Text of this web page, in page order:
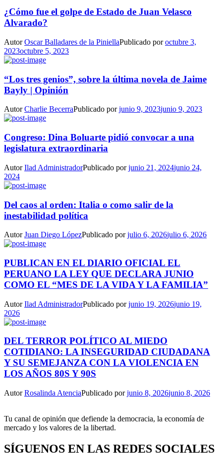
¿Cómo fue el golpe de Estado de Juan Velasco
Alvarado?
AutorOscar Balladares de la PiniellaPublicado poroctubre 3,
2023octubre 5, 2023
“Los tres genios”, sobre la última novela de Jaime
Bayly | Opinión
AutorCharlie BecerraPublicado porjunio 9, 2023junio 9, 2023
Congreso: Dina Boluarte pidió convocar a una
legislatura extraordinaria
AutorIlad AdministradorPublicado porjunio 21, 2024junio 24,
2024
Del caos al orden: Italia o como salir de la
inestabilidad política
AutorJuan Diego LópezPublicado porjulio 6, 2026julio 6, 2026
PUBLICAN EN EL DIARIO OFICIAL EL
PERUANO LA LEY QUE DECLARA JUNIO
COMO EL “MES DE LA VIDA Y LA FAMILIA”
AutorIlad AdministradorPublicado porjunio 19, 2026junio 19,
2026
DEL TERROR POLÍTICO AL MIEDO
COTIDIANO: LA INSEGURIDAD CIUDADANA
Y SU SEMEJANZA CON LA VIOLENCIA EN
LOS AÑOS 80S Y 90S
AutorRosalinda AtenciaPublicado porjunio 8, 2026junio 8, 2026
Tu canal de opinión que defiende la democracia, la economía de
mercado y los valores de la libertad.
SÍGUENOS EN LAS REDES SOCIALES